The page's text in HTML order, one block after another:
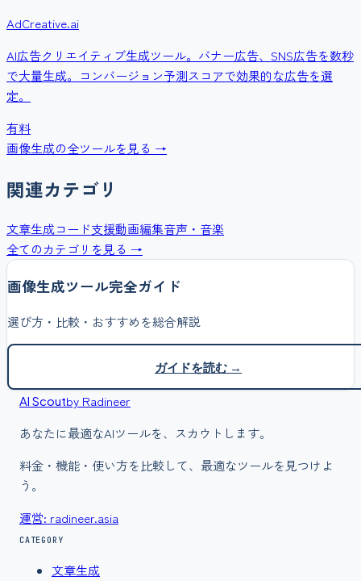
AdCreative.ai
AI広告クリエイティブ生成ツール。バナー広告、SNS広告を数秒
で大量生成。コンバージョン予測スコアで効果的な広告を選
定。
有料
画像生成の全ツールを見る →
関連カテゴリ
文章生成コード支援動画編集音声・音楽
全てのカテゴリを見る →
画像生成ツール完全ガイド
選び方・比較・おすすめを総合解説
ガイドを読む →
AI Scoutby Radineer
あなたに最適なAIツールを、スカウトします。
料金・機能・使い方を比較して、最適なツールを見つけよ
う。
運営: radineer.asia
CATEGORY
文章生成